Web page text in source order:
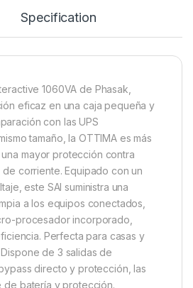
Specification
1060VA de Phasak,
eficaz en una caja pequeña y
con las UPS
tamaño, la OTTIMA es más
mayor protección contra
corriente. Equipado con un
este SAI suministra una
a los equipos conectados,
procesador incorporado,
Perfecta para casas y
de 3 salidas de
directo y protección, las
de batería y protección.